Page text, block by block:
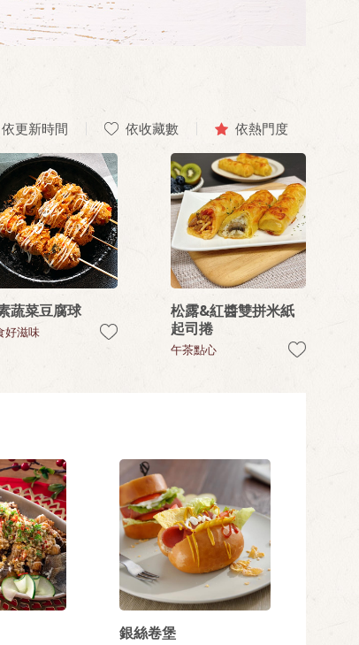
依更新時間 依收藏數 依熱門度
蔬菜豆腐球
好滋味
松露&紅醬雙拼米紙
起司捲
午茶點心
銀絲卷堡